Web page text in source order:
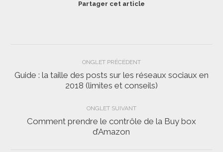
Partager cet article
Navigation
de
ONGLET PRÉCÉDENT
Onglet
Guide : la taille des posts sur les réseaux sociaux en
2018 (limites et conseils)
ONGLET SUIVANT
Onglet
Comment prendre le contrôle de la Buy box
d’Amazon